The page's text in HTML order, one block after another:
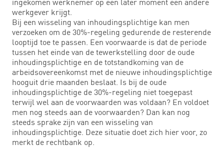
werkgever krijgt.
Bij een wisseling van inhoudingsplichtige kan men
verzoeken om de 30%-regeling gedurende de resterende
looptijd toe te passen. Een voorwaarde is dat de periode
tussen het einde van de tewerkstelling door de oude
inhoudingsplichtige en de totstandkoming van de
arbeidsovereenkomst met de nieuwe inhoudingsplichtige
hooguit drie maanden beslaat. Is bij de oude
inhoudingsplichtige de 30%-regeling niet toegepast
terwijl wel aan de voorwaarden was voldaan? En voldoet
men nog steeds aan de voorwaarden? Dan kan nog
steeds sprake zijn van een wisseling van
inhoudingsplichtige. Deze situatie doet zich hier voor, zo
merkt de rechtbank op.